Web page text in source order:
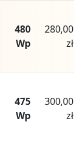
480
Wp
280,00
zł
475
Wp
300,00
zł